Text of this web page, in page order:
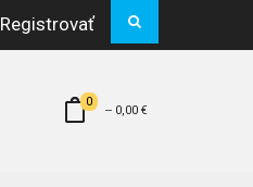
Registrovať
0
-- 0,00 €